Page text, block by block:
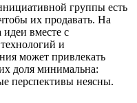
группы есть
их продавать. На
идеи вместе с
и
может привлекать
доля минимальна:
перспективы неясны.